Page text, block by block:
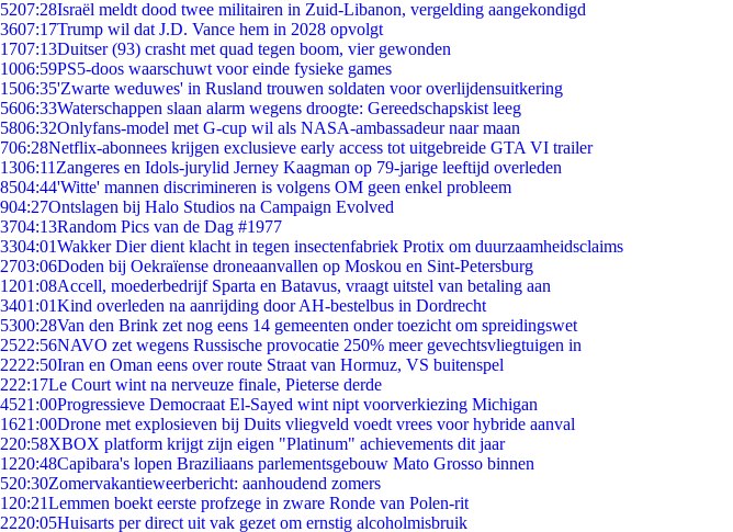
5207:28Israël meldt dood twee militairen in Zuid-Libanon, vergelding aangekondigd
3607:17Trump wil dat J.D. Vance hem in 2028 opvolgt
1707:13Duitser (93) crasht met quad tegen boom, vier gewonden
1006:59PS5-doos waarschuwt voor einde fysieke games
1506:35'Zwarte weduwes' in Rusland trouwen soldaten voor overlijdensuitkering
5606:33Waterschappen slaan alarm wegens droogte: Gereedschapskist leeg
5806:32Onlyfans-model met G-cup wil als NASA-ambassadeur naar maan
706:28Netflix-abonnees krijgen exclusieve early access tot uitgebreide GTA VI trailer
1306:11 Zangeres en Idols-jurylid Jerney Kaagman op 79-jarige leeftijd overleden
8504:44'Witte' mannen discrimineren is volgens OM geen enkel probleem
904:27Ontslagen bij Halo Studios na Campaign Evolved
3704:13Random Pics van de Dag #1977
3304:01Wakker Dier dient klacht in tegen insectenfabriek Protix om duurzaamheidsclaims
2703:06Doden bij Oekraïense droneaanvallen op Moskou en Sint-Petersburg
1201:08Accell, moederbedrijf Sparta en Batavus, vraagt uitstel van betaling aan
3401:01Kind overleden na aanrijding door AH-bestelbus in Dordrecht
5300:28Van den Brink zet nog eens 14 gemeenten onder toezicht om spreidingswet
2522:56NAVO zet wegens Russische provocatie 250% meer gevechtsvliegtuigen in
2222:50Iran en Oman eens over route Straat van Hormuz, VS buitenspel
222:17Le Court wint na nerveuze finale, Pieterse derde
4521:00Progressieve Democraat El-Sayed wint nipt voorverkiezing Michigan
1621:00Drone met explosieven bij Duits vliegveld voedt vrees voor hybride aanval
220:58XBOX platform krijgt zijn eigen "Platinum" achievements dit jaar
1220:48Capibara's lopen Braziliaans parlementsgebouw Mato Grosso binnen
520:30Zomervakantieweerbericht: aanhoudend zomers
1 20:21Lemmen boekt eerste profzege in zware Ronde van Polen-rit
2220:05Huisarts per direct uit vak gezet om ernstig alcoholmisbruik